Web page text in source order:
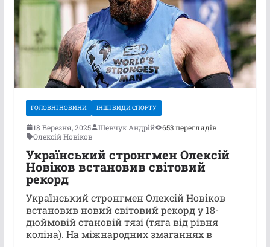
ГОЛОВНІ НОВИНИ ІНШІ ВИДИ СПОРТУ
18 Березня, 2025 Шевчук Андрій
653 переглядів
Олексій Новіков
Український стронгмен Олексій
Новіков встановив світовий
рекорд
Український стронгмен Олексій Новіков
встановив новий світовий рекорд у 18-
дюймовій становій тязі (тяга від рівня
коліна). На міжнародних змаганнях в